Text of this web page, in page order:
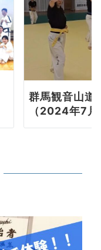
群馬観音山
（2024年7月